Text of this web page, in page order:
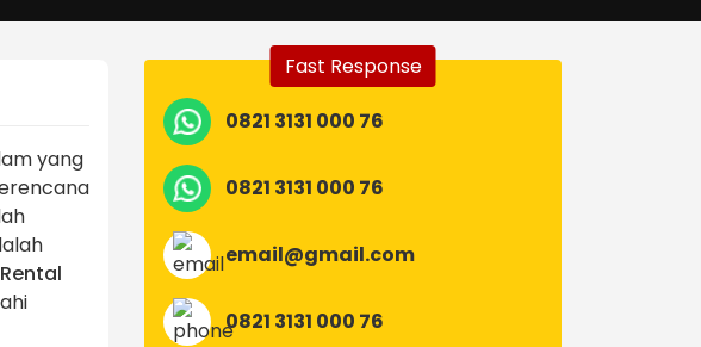
yang
Rental
Fast Response
0821 3131 000 76
0821 3131 000 76
email@gmail.com
0821 3131 000 76